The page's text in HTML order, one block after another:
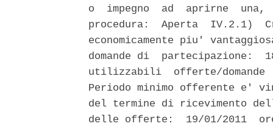
o  impegno  ad  aprirne
procedura:  Aperta  IV.2.1)
economicamente piu'
domande di  partecipazione:
utilizzabili  offerte/
Periodo minimo offerente e'
del termine di ricevimento
delle offerte:  19/01/2011